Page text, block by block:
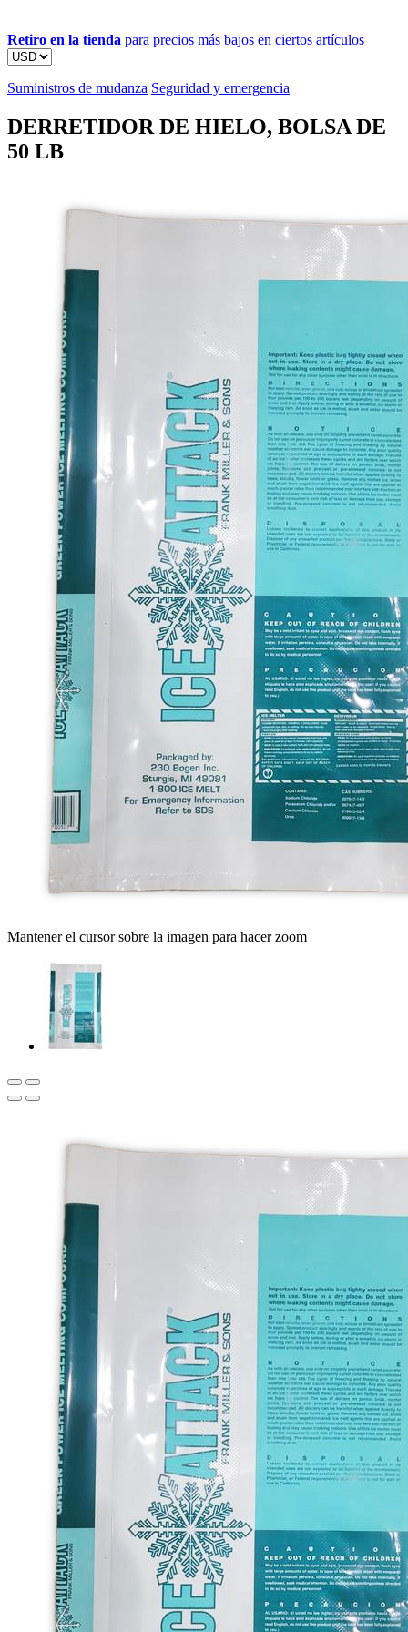
Retiro en la tienda para precios más bajos en ciertos artículos
Suministros de mudanza Seguridad y emergencia
DERRETIDOR DE HIELO, BOLSA DE
50 LB
Mantener el cursor sobre la imagen para hacer zoom